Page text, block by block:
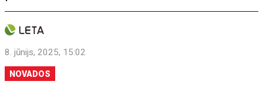
8. jūnijs, 2025, 15:02
NOVADOS